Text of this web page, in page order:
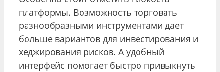
платформы. Возможность торговать
разнообразными инструментами дает
больше вариантов для инвестирования и
хеджирования рисков. А удобный
интерфейс помогает быстро привыкнуть